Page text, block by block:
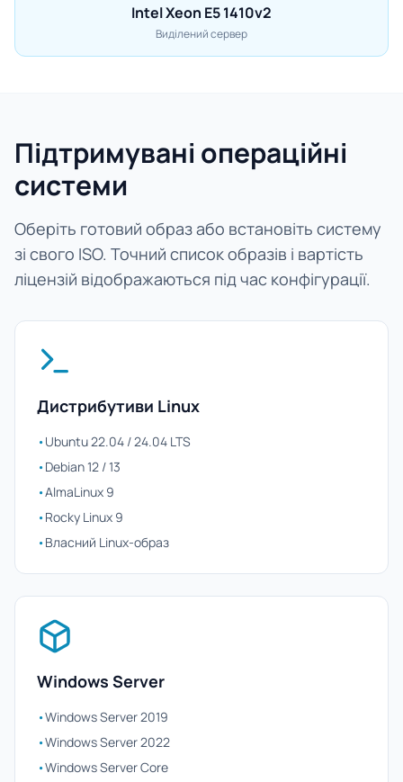
Intel Xeon E5 1410v2
Виділений сервер
Підтримувані операційні
системи
Оберіть готовий образ або встановіть систему
зі свого ISO. Точний список образів і вартість
ліцензій відображаються під час конфігурації.
Дистрибутиви Linux
•Ubuntu 22.04 / 24.04 LTS
•Debian 12 / 13
•AlmaLinux 9
•Rocky Linux 9
•Власний Linux-образ
Windows Server
•Windows Server 2019
•Windows Server 2022
•Windows Server Core